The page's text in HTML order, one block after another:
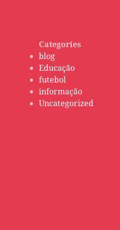
Categories
blog
Educação
futebol
informação
Uncategorized